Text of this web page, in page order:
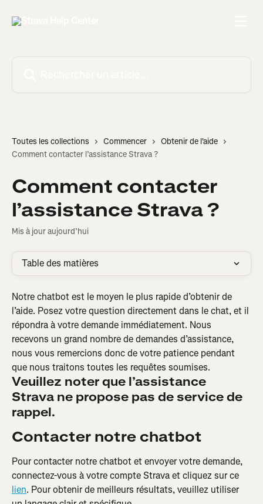
Toutes les collections Commencer
Obtenir de l'aide
Comment contacter l’assistance Strava ?
Comment contacter
l’assistance Strava ?
Mis à jour aujourd’hui
Table des matières
Notre chatbot est le moyen le plus rapide d’obtenir de
l’aide. Posez votre question directement dans le chat, et il
répondra à votre demande immédiatement. Nous
recevons un grand nombre de demandes d’assistance,
nous vous remercions donc de votre patience pendant
que nous traitons toutes les requêtes soumises.
Veuillez noter que l’assistance
Strava ne propose pas de service de
rappel.
Contacter notre chatbot
Pour contacter notre chatbot et envoyer votre demande,
connectez-vous à votre compte Strava et cliquez sur ce
lien. Pour obtenir de meilleurs résultats, veuillez utiliser